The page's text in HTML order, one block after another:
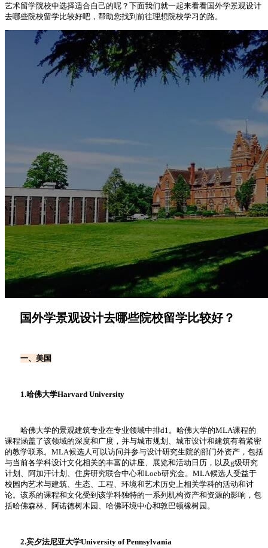
艺术留学院校中选择适合自己的呢？下面我们就一起来看看国外学景观设计
去哪些院校留学比较好吧，帮助您找到前往理想院校学习的路。
国外学景观设计去哪些院校留学比较好？
一、美国
1.哈佛大学Harvard University
哈佛大学的景观建筑专业在专业领域中排d1。哈佛大学的MLA课程的
课程涵盖了该领域的深度和广度，并与城市规划、城市设计和建筑有着紧密
的教学联系。MLA候选人可以访问并参与设计研究生院的部门外资产，包括
与当前各学科设计文化相关的丰富的讲座、展览和活动日历，以及g级研究
计划、阿加汗计划、住房研究联合中心和Loeb研究金。MLA候选人受益于
校园内艺术与建筑、生态、工程、环境和艺术历史上相关学科的活动和讨
论。该系的课程和文化受到该学科独特的一系列机构资产和资源的影响，包
括哈佛森林、阿诺德树木园、哈佛环境中心和敦巴顿橡树园。
2.宾夕法尼亚大学University of Pennsylvania